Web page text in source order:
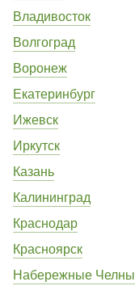
Владивосток
Волгоград
Воронеж
Екатеринбург
Ижевск
Иркутск
Казань
Калининград
Краснодар
Красноярск
Набережные Челны